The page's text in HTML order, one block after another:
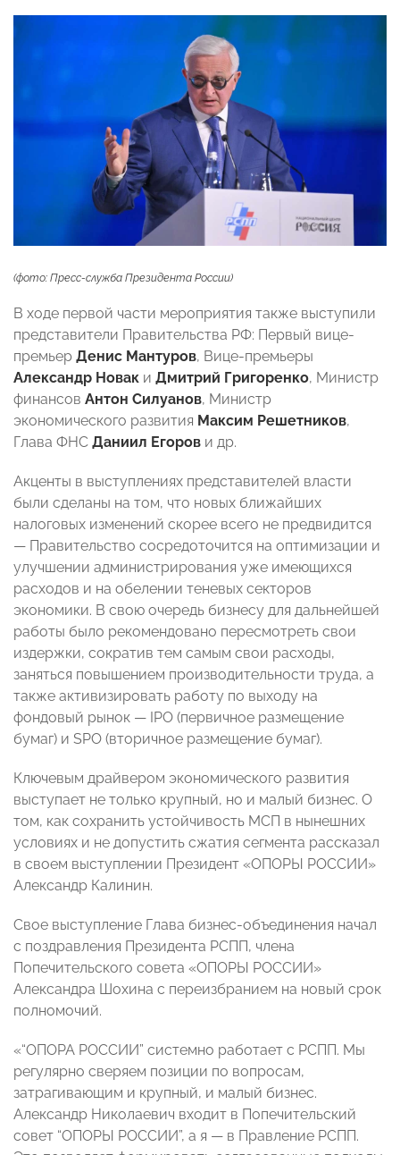
(фото: Пресс-служба Президента России)
В ходе первой части мероприятия также выступили
представители Правительства РФ: Первый вице-
премьер Денис Мантуров, Вице-премьеры
Александр Новак и Дмитрий Григоренко, Министр
финансов Антон Силуанов, Министр
экономического развития Максим Решетников,
Глава ФНС Даниил Егоров и др.
Акценты в выступлениях представителей власти
были сделаны на том, что новых ближайших
налоговых изменений скорее всего не предвидится
— Правительство сосредоточится на оптимизации и
улучшении администрирования уже имеющихся
расходов и на обелении теневых секторов
экономики. В свою очередь бизнесу для дальнейшей
работы было рекомендовано пересмотреть свои
издержки, сократив тем самым свои расходы,
заняться повышением производительности труда, а
также активизировать работу по выходу на
фондовый рынок — IPO (первичное размещение
бумаг) и SPO (вторичное размещение бумаг).
Ключевым драйвером экономического развития
выступает не только крупный, но и малый бизнес. О
том, как сохранить устойчивость МСП в нынешних
условиях и не допустить сжатия сегмента рассказал
в своем выступлении Президент «ОПОРЫ РОССИИ»
Александр Калинин.
Свое выступление Глава бизнес-объединения начал
с поздравления Президента РСПП, члена
Попечительского совета «ОПОРЫ РОССИИ»
Александра Шохина с переизбранием на новый срок
полномочий.
«“ОПОРА РОССИИ” системно работает с РСПП. Мы
регулярно сверяем позиции по вопросам,
затрагивающим и крупный, и малый бизнес.
Александр Николаевич входит в Попечительский
совет “ОПОРЫ РОССИИ”, а я — в Правление РСПП.